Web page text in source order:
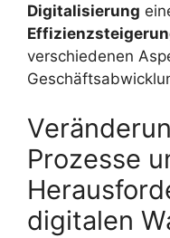
Digitalisierung
verschiedenen
Prozesse
digitalen